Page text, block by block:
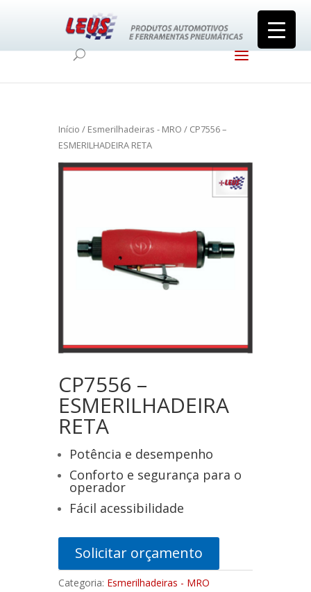
Início / Esmerilhadeiras - MRO / CP7556 –
ESMERILHADEIRA RETA
CP7556 –
ESMERILHADEIRA
RETA
Potência e desempenho
Conforto e segurança para o
operador
Fácil acessibilidade
Solicitar orçamento
Categoria: Esmerilhadeiras - MRO